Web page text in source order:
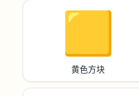
🟨
黄色方块